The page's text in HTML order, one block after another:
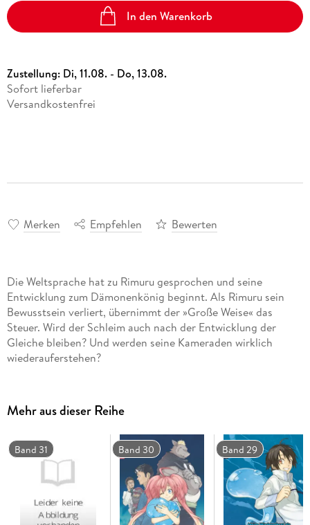
In den Warenkorb
Zustellung: Di, 11.08. - Do, 13.08.
Sofort lieferbar
Versandkostenfrei
Merken Empfehlen Bewerten
Die Weltsprache hat zu Rimuru gesprochen und seine
Entwicklung zum Dämonenkönig beginnt. Als Rimuru sein
Bewusstsein verliert, übernimmt der »Große Weise« das
Steuer. Wird der Schleim auch nach der Entwicklung der
Gleiche bleiben? Und werden seine Kameraden wirklich
wiederauferstehen?
Mehr aus dieser Reihe
Band 31 Band 30 Band 29